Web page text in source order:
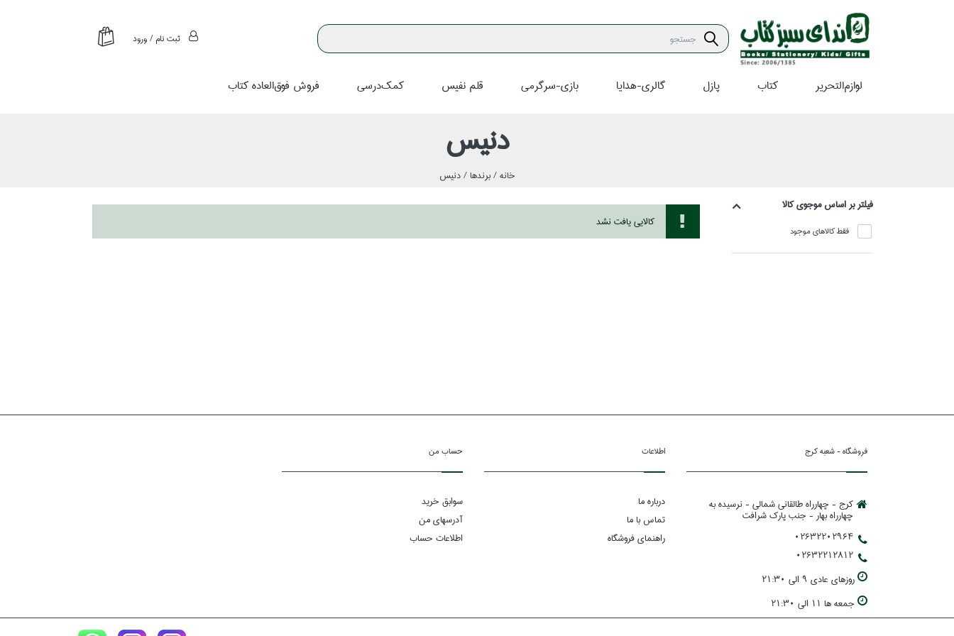
ثبت نام / ورود
لوازم‌التحرير كتاب پازل گالري-هدايا بازي-سرگرمي قلم نفيس كمك‌درسي فروش فوق‌العاده كتاب
دنيس
خانه /برندها /دنيس
فيلتر بر اساس موجوي كالا
فقط كالاهاي موجود
كالايي يافت نشد
فروشگاه - شعبه کرج
کرج - چهارراه طالقانی شمالی - نرسیده به
چهارراه بهار - جنب پارك شرافت
02632202964
02632212812
روزهاي عادي 9 الي 21:30
جمعه ها 11 الي 21:30
اطلاعات
درباره ما
تماس با ما
راهنمای فروشگاه
حساب من
سوابق خرید
آدرسهای من
اطلاعات حساب